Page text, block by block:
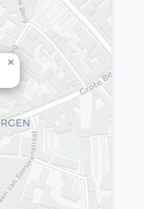
×